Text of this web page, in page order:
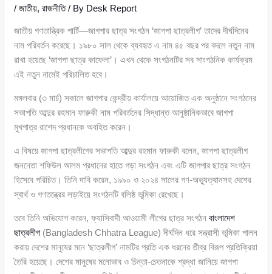
/জাতীয়,রাজনীতি/ By Desk Report
জাতীয় গণতান্ত্রিক পার্টি—জাগপার ছাত্র সংগঠন ‘জাগপা ছাত্রলীগ’ তাদের দীর্ঘদিনের
নাম পরিবর্তন করেছে। ১৯৮০ সাল থেকে ব্যবহৃত এ নাম ৪৫ বছর পর বদলে নতুন নাম
রাখা হয়েছে ‘জাগপা ছাত্র কাফেলা’। এখন থেকে সংগঠনটির সব সাংগঠনিক কার্যক্রম
এই নতুন নামেই পরিচালিত হবে।
মঙ্গলবার (৩ মার্চ) সকালে জাগপার কেন্দ্রীয় কার্যালয়ে আয়োজিত এক অনুষ্ঠানে সংগঠনের
সভাপতি আব্দুর রহমান ফারুকী নাম পরিবর্তনের সিদ্ধান্ত আনুষ্ঠানিকভাবে জাগপা
মুখপাত্র রাশেদ প্রধানকে অবহিত করেন।
এ বিষয়ে জাগপা ছাত্রলীগের সভাপতি আব্দুর রহমান ফারুকী বলেন, জাগপা ছাত্রলীগ
জননেতা শফিউল আলম প্রধানের হাতে গড়া সংগঠন এবং এটি জাগপার ছাত্র সংগঠন
হিসেবে পরিচিত। তিনি দাবি করেন, ১৯৯০ ও ২০২৪ সালের গণ-অভ্যুত্থানসহ দেশের
স্বার্থ ও গণতন্ত্রের লড়াইয়ে সংগঠনটি বলিষ্ঠ ভূমিকা রেখেছে।
তবে তিনি অভিযোগ করেন, ফ্যাসিবাদী আওয়ামী লীগের ছাত্র সংগঠনবাংলাদেশ
ছাত্রলীগ (Bangladesh Chhatra League) দীর্ঘদিন ধরে সন্ত্রাসী ভূমিকা পালন
করায় দেশের মানুষের মনে ‘ছাত্রলীগ’ নামটির প্রতি এক ধরনের তীব্র বিরূপ প্রতিক্রিয়া
তৈরি হয়েছে। দেশের মানুষের মনোভাব ও চিন্তা-চেতনাকে শ্রদ্ধা জানিয়ে জাগপা